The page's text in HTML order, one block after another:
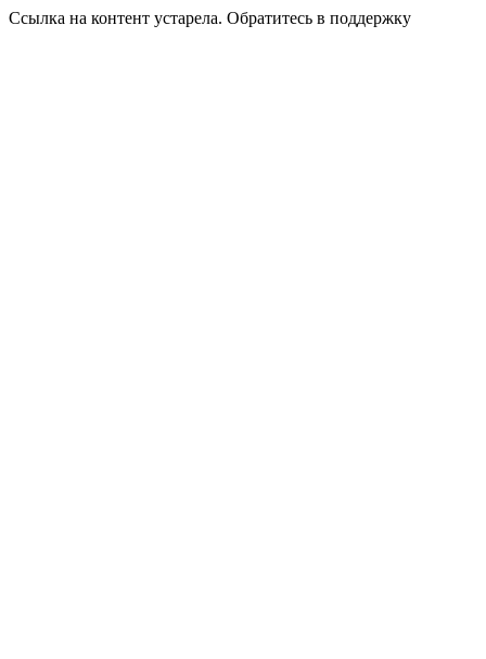
Ссылка на контент устарела. Обратитесь в поддержку